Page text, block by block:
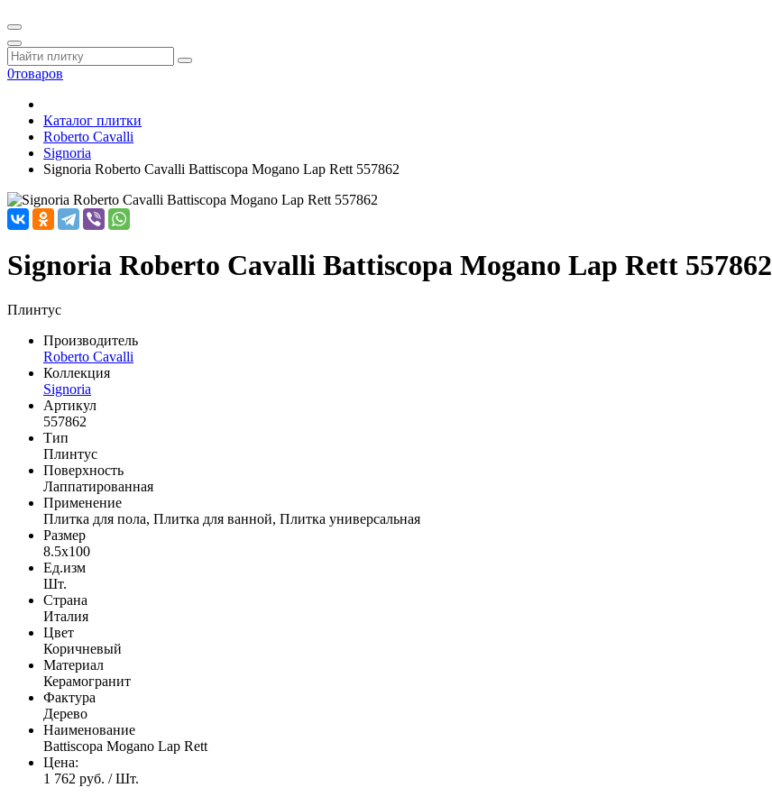
0товаров
Каталог плитки
Roberto Cavalli
Signoria
Signoria Roberto Cavalli Battiscopa Mogano Lap Rett 557862
Signoria Roberto Cavalli Battiscopa Mogano Lap Rett 557862
Плинтус
Производитель
Roberto Cavalli
Коллекция
Signoria
Артикул
557862
Тип
Плинтус
Поверхность
Лаппатированная
Применение
Плитка для пола, Плитка для ванной, Плитка универсальная
Размер
8.5x100
Ед.изм
Шт.
Страна
Италия
Цвет
Коричневый
Материал
Керамогранит
Фактура
Дерево
Наименование
Battiscopa Mogano Lap Rett
Цена:
1 762 руб. / Шт.